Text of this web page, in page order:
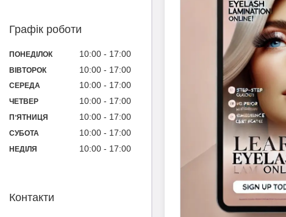
Графік роботи
ПОНЕДІЛОК 10:00 17:00
ВІВТОРОК 10:00 17:00
СЕРЕДА 10:00 17:00
ЧЕТВЕР 10:00 17:00
ПʼЯТНИЦЯ 10:00 17:00
СУБОТА 10:00 17:00
НЕДІЛЯ 10:00 17:00
Контакти